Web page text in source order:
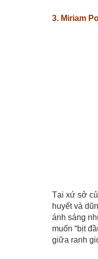
3. Miriam
Tại xứ sở
huyết và
ánh sáng
muốn “bịt
giữa ranh